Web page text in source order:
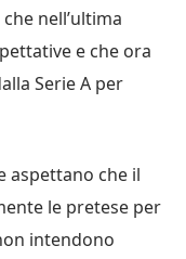
nell’ultima
e che ora
Serie A per
aspettano che il
le pretese per
intendono